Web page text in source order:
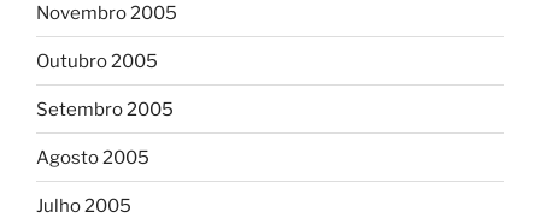
Novembro 2005
Outubro 2005
Setembro 2005
Agosto 2005
Julho 2005